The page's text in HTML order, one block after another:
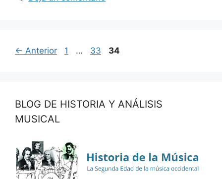
← Anterior Página
1 … Página
33 Página
34
BLOG DE HISTORIA Y ANÁLISIS
MUSICAL